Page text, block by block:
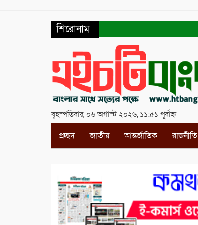
শিরোনাম
বৃহস্পতিবার, ০৬ অগাস্ট ২০২৬, ১১:৫১ পূর্বাহ্ন
প্রচ্ছদ জাতীয় আন্তর্জাতিক রাজনীতি